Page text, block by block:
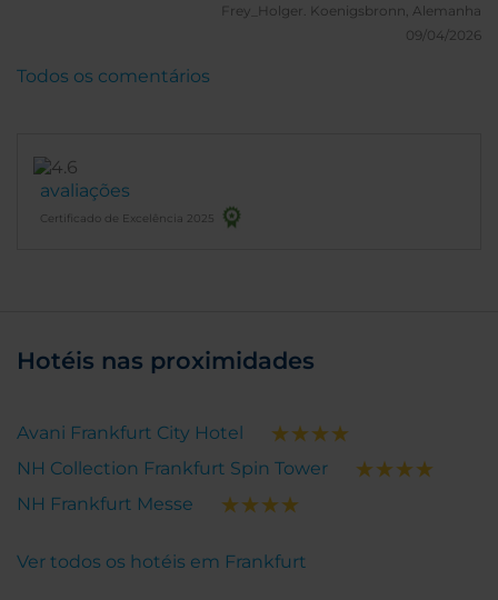
Frey_Holger.
Koenigsbronn, Alemanha
09/04/2026
avaliações
Certificado de Excelência 2025
Todos os comentários
Hotéis nas proximidades
Avani Frankfurt City Hotel
NH Collection Frankfurt Spin Tower
NH Frankfurt Messe
Ver todos os hotéis em Frankfurt